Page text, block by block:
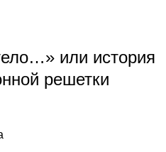
или история
решетки